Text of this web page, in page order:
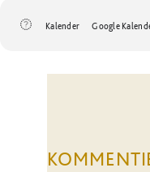
Kalender Google